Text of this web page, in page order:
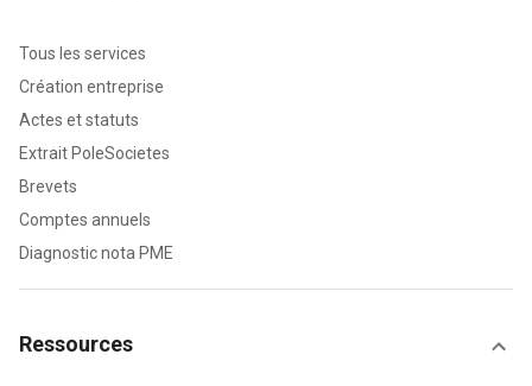
Tous les services
Création entreprise
Actes et statuts
Extrait PoleSocietes
Brevets
Comptes annuels
Diagnostic nota PME
Ressources